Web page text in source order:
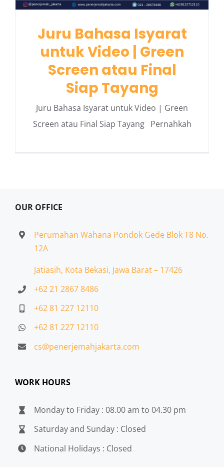
Juru Bahasa Isyarat
untuk Video | Green
Screen atau Final
Siap Tayang
Juru Bahasa Isyarat untuk Video | Green
Screen atau Final Siap Tayang Pernahkah
OUR OFFICE
Perumahan Wahana Pondok Gede Blok T8 No.
12A
Jatiasih, Kota Bekasi, Jawa Barat – 17426
+62 21 2867 8486
+62 81 227 12110
+62 81 227 12110
cs@penerjemahjakarta.com
WORK HOURS
Monday to Friday : 08.00 am to 04.30 pm
Saturday and Sunday : Closed
National Holidays : Closed